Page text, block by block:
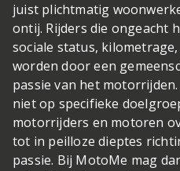
juist plichtmatig
ontij. Rijders die ongeacht
sociale status,
worden door een
passie van het
niet op specifieke
motorrijders en motoren
tot in peilloze dieptes
passie. Bij MotoMe mag